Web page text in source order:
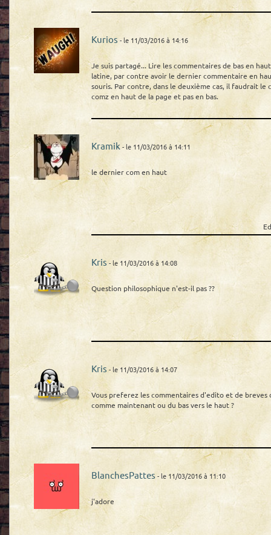
Kurios - le 11/03/2016 à 14:16
Je suis partagé... Lire les commentaires de bas en
latine, par contre avoir le dernier commentaire en
souris. Par contre, dans le deuxième cas, il faudrait le
comz en haut de la page et pas en bas.
Kramik - le 11/03/2016 à 14:11
le dernier com en haut
Kris - le 11/03/2016 à 14:08
Question philosophique n'est-il pas ??
Kris - le 11/03/2016 à 14:07
Vous preferez les commentaires d'edito et de breves
comme maintenant ou du bas vers le haut ?
BlanchesPattes - le 11/03/2016 à 11:10
j'adore